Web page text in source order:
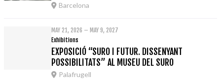
Barcelona
MAY 21, 2026 – MAY 9, 2027
Exhibitions
EXPOSICIÓ “SURO I FUTUR. DISSENYANT
POSSIBILITATS” AL MUSEU DEL SURO
Palafrugell